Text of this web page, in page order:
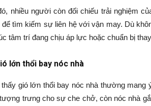
nhiều người còn đối chiếu trải nghiệm
để tìm kiếm sự liên hệ với vận may. Dù
tâm trí đang chịu áp lực hoặc chuẩn bị
lớn thổi bay nóc nhà
gió lớn thổi bay nóc nhà thường
trưng cho sự che chở, còn nóc nhà